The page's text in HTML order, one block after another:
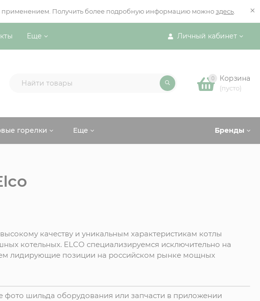
применением. Получить более подробную информацию можно здесь ×
Личный кабинет
Еще
0 Корзина
(пусто)
Бренды
горелки Еще
качеству и уникальным характеристикам котлы
котельных. ELCO специализируемся исключительно на
лидирующие позиции на российском рынке мощных
фото шильда оборудования или запчасти в приложении